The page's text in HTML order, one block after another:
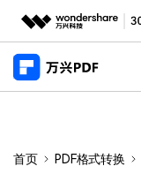
推荐产品
新闻中心
桌面端
功能
首页 PDF格式转换